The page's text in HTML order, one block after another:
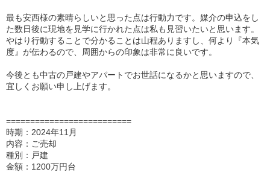
最も安西様の素晴らしいと思った点は行動力です。媒介の申込をし
た数日後に現地を見学に行かれた点は私も見習いたいと思います。
やはり行動することで分かることは山程ありますし、何より『本気
度』が伝わるので、周囲からの印象は非常に良いです。
今後とも中古の戸建やアパートでお世話になるかと思いますので、
宜しくお願い申し上げます。
==========================
時期：2024年11月
内容：ご売却
種別：戸建
金額：1200万円台